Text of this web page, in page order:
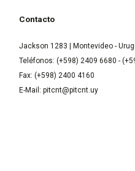
Contacto
Jackson 1283 | Montevideo -
Teléfonos: (+598) 2409 6680 -
Fax: (+598) 2400 4160
E-Mail: pitcnt@pitcnt.uy